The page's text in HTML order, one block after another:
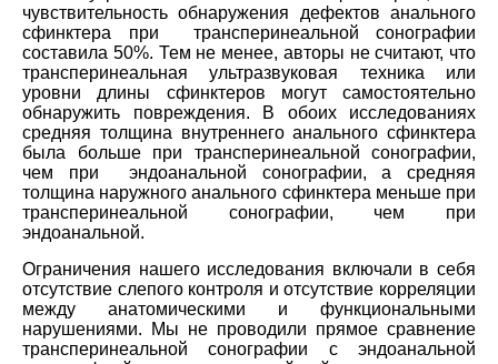
чувствительность обнаружения дефектов анального
сфинктера при трансперинеальной сонографии
составила 50%. Тем не менее, авторы не считают, что
трансперинеальная ультразвуковая техника или
уровни длины сфинктеров могут самостоятельно
обнаружить повреждения. В обоих исследованиях
средняя толщина внутреннего анального сфинктера
была больше при трансперинеальной сонографии,
чем при эндоанальной сонографии, а средняя
толщина наружного анального сфинктера меньше при
трансперинеальной сонографии, чем при
эндоанальной.
Ограничения нашего исследования включали в себя
отсутствие слепого контроля и отсутствие корреляции
между анатомическими и функциональными
нарушениями. Мы не проводили прямое сравнение
трансперинеальной сонографии с эндоанальной